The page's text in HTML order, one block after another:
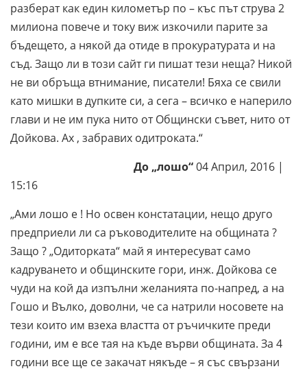
разберат как един километър по – къс път струва 2
милиона повече и току виж изкочили парите за
бъдещето, а някой да отиде в прокуратурата и на
съд. Защо ли в този сайт ги пишат тези неща? Никой
не ви обръща втнимание, писатели! Бяха се свили
като мишки в дупките си, а сега – всичко е наперило
глави и не им пука нито от Общински съвет, нито от
Дойкова. Ах , забравих одитроката.“
До „лошо“04 Април, 2016 |
15:16
„Ами лошо е ! Но освен констатации, нещо друго
предприели ли са ръководителите на общината ?
Защо ? „Одиторката“ май я интересуват само
кадруването и общинските гори, инж. Дойкова се
чуди на кой да изпълни желанията по-напред, а на
Гошо и Вълко, доволни, че са натрили носовете на
тези които им взеха властта от ръчичките преди
години, им е все тая на къде върви общината. За 4
години все ще се закачат някъде – я със свързани